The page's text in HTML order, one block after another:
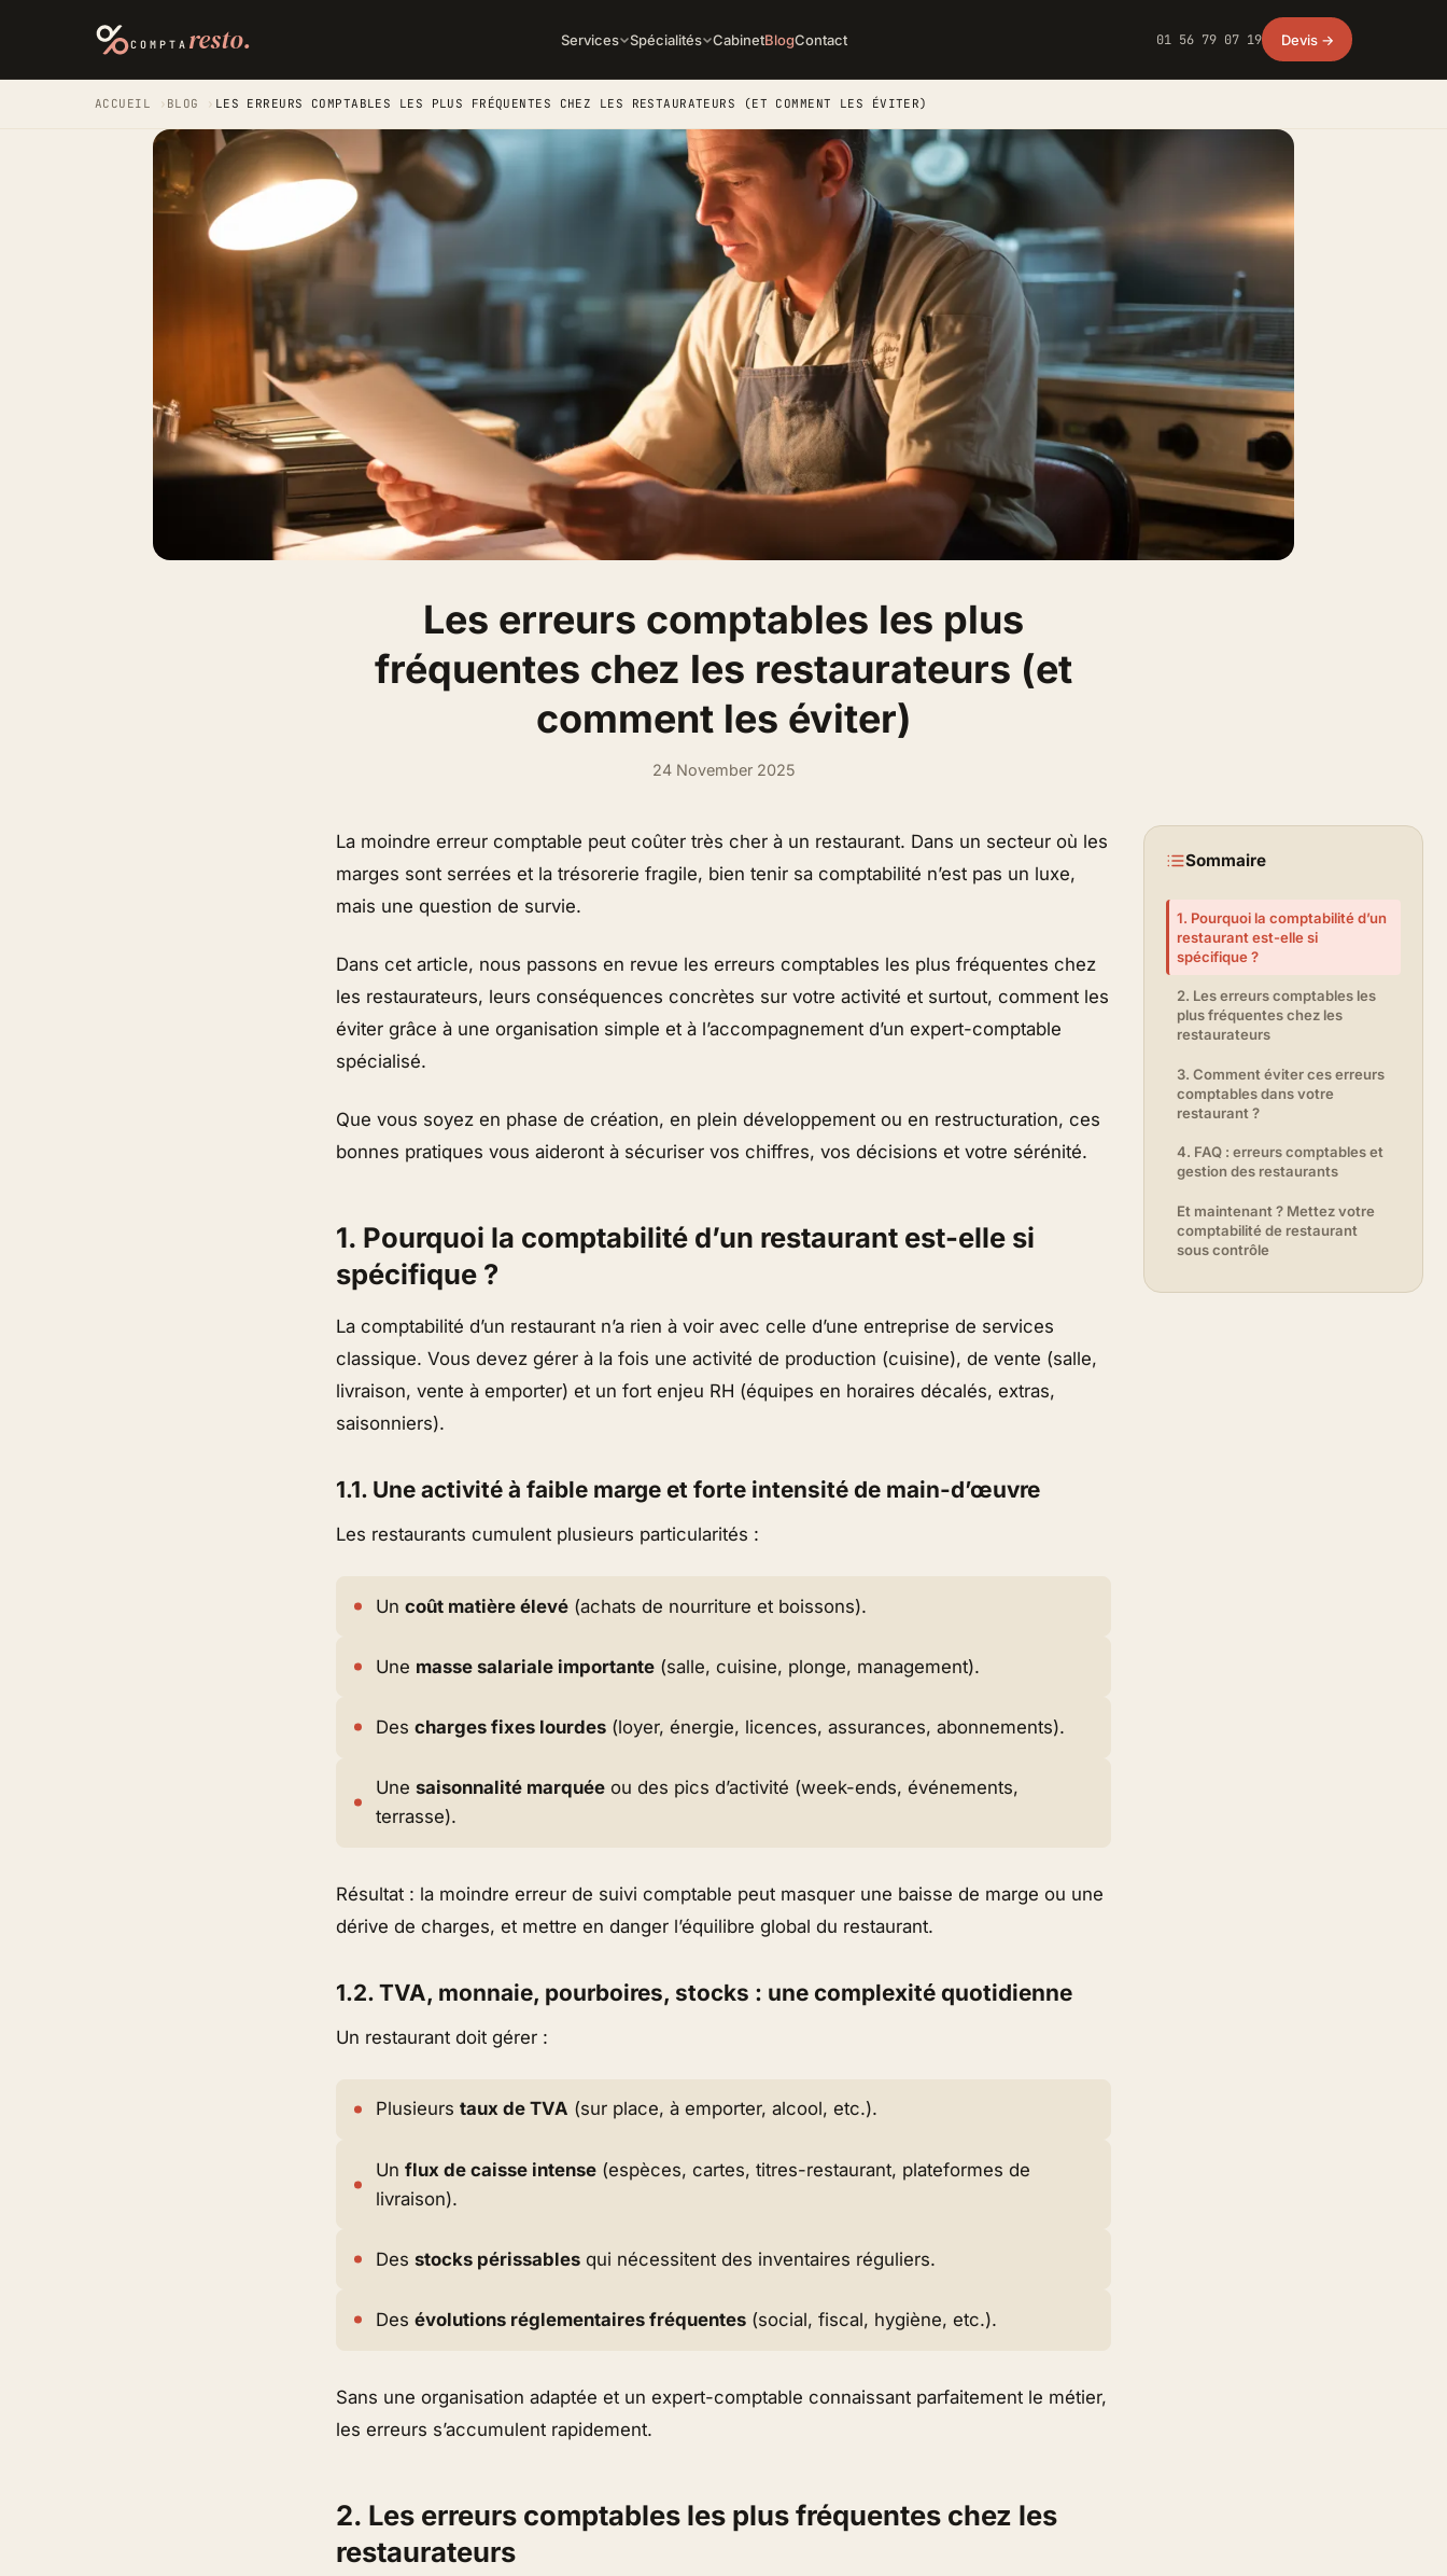
COMPTA resto. Services Spécialités CabinetBlogContact 01 56 79 07 19 Devis →
ACCUEIL › BLOG › LES ERREURS COMPTABLES LES PLUS FRÉQUENTES CHEZ LES RESTAURATEURS (ET COMMENT LES ÉVITER)
Les erreurs comptables les plus
fréquentes chez les restaurateurs (et
comment les éviter)
24 November 2025
La moindre erreur comptable peut coûter très cher à un restaurant. Dans un secteur où les
marges sont serrées et la trésorerie fragile, bien tenir sa comptabilité n’est pas un luxe,
mais une question de survie.
Dans cet article, nous passons en revue les erreurs comptables les plus fréquentes chez
les restaurateurs, leurs conséquences concrètes sur votre activité et surtout, comment les
éviter grâce à une organisation simple et à l’accompagnement d’un expert-comptable
spécialisé.
Que vous soyez en phase de création, en plein développement ou en restructuration, ces
bonnes pratiques vous aideront à sécuriser vos chiffres, vos décisions et votre sérénité.
1. Pourquoi la comptabilité d’un restaurant est-elle si
spécifique ?
La comptabilité d’un restaurant n’a rien à voir avec celle d’une entreprise de services
classique. Vous devez gérer à la fois une activité de production (cuisine), de vente (salle,
livraison, vente à emporter) et un fort enjeu RH (équipes en horaires décalés, extras,
saisonniers).
1.1. Une activité à faible marge et forte intensité de main-d’œuvre
Les restaurants cumulent plusieurs particularités :
Un coût matière élevé (achats de nourriture et boissons).
Une masse salariale importante (salle, cuisine, plonge, management).
Des charges fixes lourdes (loyer, énergie, licences, assurances, abonnements).
Une saisonnalité marquée ou des pics d’activité (week-ends, événements,
terrasse).
Résultat : la moindre erreur de suivi comptable peut masquer une baisse de marge ou une
dérive de charges, et mettre en danger l’équilibre global du restaurant.
1.2. TVA, monnaie, pourboires, stocks : une complexité quotidienne
Un restaurant doit gérer :
Plusieurs taux de TVA (sur place, à emporter, alcool, etc.).
Un flux de caisse intense (espèces, cartes, titres-restaurant, plateformes de
livraison).
Des stocks périssables qui nécessitent des inventaires réguliers.
Des évolutions réglementaires fréquentes (social, fiscal, hygiène, etc.).
Sans une organisation adaptée et un expert-comptable connaissant parfaitement le métier,
les erreurs s’accumulent rapidement.
2. Les erreurs comptables les plus fréquentes chez les
restaurateurs
Sommaire
1. Pourquoi la comptabilité d’un
restaurant est-elle si
spécifique ?
2. Les erreurs comptables les
plus fréquentes chez les
restaurateurs
3. Comment éviter ces erreurs
comptables dans votre
restaurant ?
4. FAQ : erreurs comptables et
gestion des restaurants
Et maintenant ? Mettez votre
comptabilité de restaurant
sous contrôle